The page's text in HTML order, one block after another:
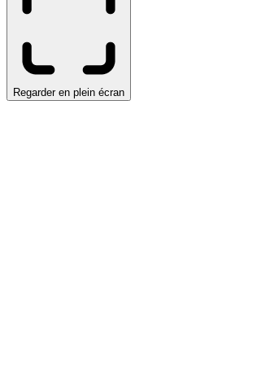
Regarder en plein écran